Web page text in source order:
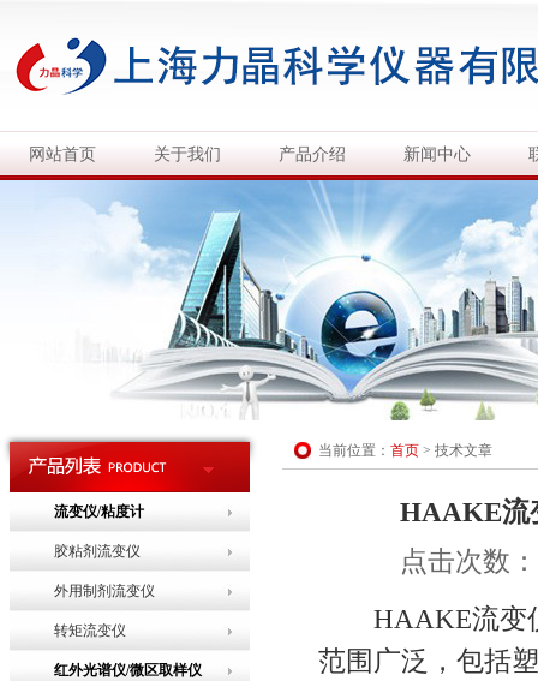
网站首页 关于我们 产品介绍 新闻中心
流变仪/粘度计
胶粘剂流变仪
外用制剂流变仪
转矩流变仪
红外光谱仪/微区取样仪
当前位置： 首页 > 技术文章
HAAKE流
点击次数
HAAKE流变仪
范围广泛，包括